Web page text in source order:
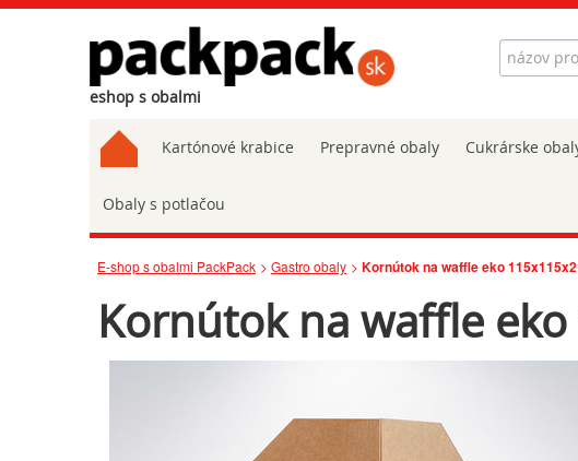
eshop s obalmi
Hľadať
Kartónové krabice Prepravné obaly Cukrárske
Obaly s potlačou
E-shop s obalmi PackPack Gastro obaly Kornútok na waffle eko
Kornútok na waffle